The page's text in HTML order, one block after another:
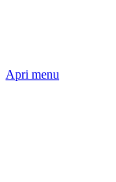
Apri menu